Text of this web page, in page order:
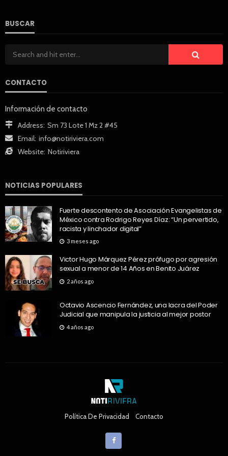
BUSCAR
CONTACTO
Información de contacto
Address: Sm 73 Lote 1 Mz 2 #45
Email: info@notiriviera.com
Website: Notiriviera
NOTICIAS POPULARES
Fuerte descontento de Asociación Evangelistas de
México contra Rodrigo Reyes Díaz: “Un pervertido,
racista y linchador digital”
3 meses ago
Victor Hugo Márquez Pérez prófugo por agresión
sexual a menor de 14 Años en Benito Juárez
2 años ago
Octavio Ascencio Fernández, una lacra del Poder
Judicial que manipula la justicia al mejor postor
4 años ago
Política De Privacidad Contacto